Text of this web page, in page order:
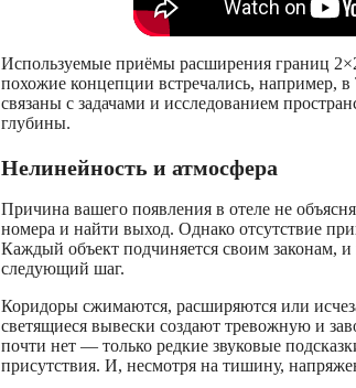
Используемые приёмы расширения границ
похожие концепции встречались, например,
связаны с задачами и исследованием
глубины.
Нелинейность и атмосфера
Причина вашего появления в отеле не
номера и найти выход. Однако отсутствие
Каждый объект подчиняется своим законам,
следующий шаг.
Коридоры сжимаются, расширяются или
светящиеся вывески создают тревожную и
почти нет — только редкие звуковые
присутствия. И, несмотря на тишину,